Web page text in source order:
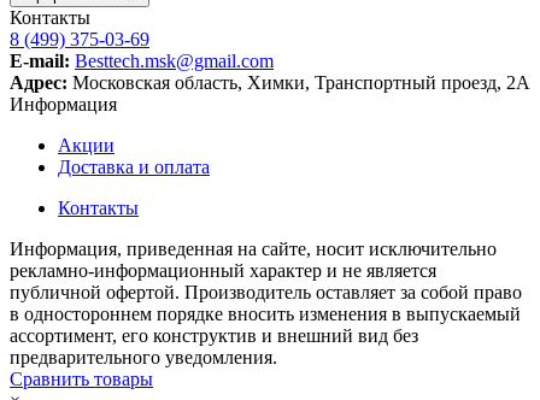
Контакты
8 (499) 375-03-69
E-mail: Besttech.msk@gmail.com
Адрес: Московская область, Химки, Транспортный проезд, 2А
Информация
Акции
Доставка и оплата
Контакты
Информация, приведенная на сайте, носит исключительно
рекламно-информационный характер и не является
публичной офертой. Производитель оставляет за собой право
в одностороннем порядке вносить изменения в выпускаемый
ассортимент, его конструктив и внешний вид без
предварительного уведомления.
Сравнить товары